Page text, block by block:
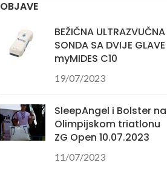
OBJAVE
BEŽIČNA ULTRAZVUČNA
SONDA SA DVIJE GLAVE
myMIDES C10
19/07/2023
SleepAngel i Bolster na
Olimpijskom triatlonu
ZG Open 10.07.2023
11/07/2023